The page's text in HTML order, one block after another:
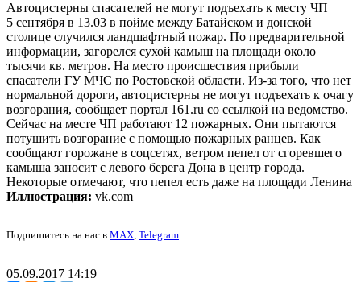
Автоцистерны спасателей не могут подъехать к месту ЧП
5 сентября в 13.03 в пойме между Батайском и донской
столице случился ландшафтный пожар. По предварительной
информации, загорелся сухой камыш на площади около
тысячи кв. метров. На место происшествия прибыли
спасатели ГУ МЧС по Ростовской области. Из-за того, что нет
нормальной дороги, автоцистерны не могут подъехать к очагу
возгорания, сообщает портал 161.ru со ссылкой на ведомство.
Сейчас на месте ЧП работают 12 пожарных. Они пытаются
потушить возгорание с помощью пожарных ранцев. Как
сообщают горожане в соцсетях, ветром пепел от сгоревшего
камыша заносит с левого берега Дона в центр города.
Некоторые отмечают, что пепел есть даже на площади Ленина
Иллюстрация: vk.com
Подпишитесь на нас в MAX, Telegram.
05.09.2017 14:19